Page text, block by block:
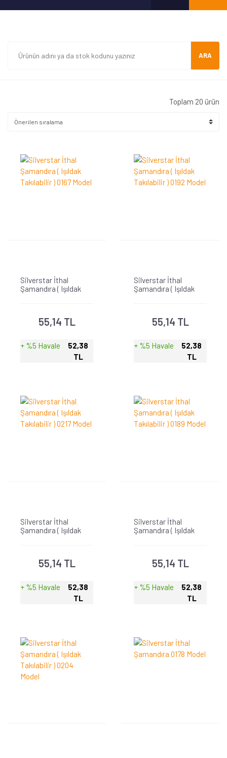
ARA
Toplam 20 ürün
Silverstar İthal
Şamandıra ( Işıldak
55,14 TL
+ %5 Havale
52,38
TL
Silverstar İthal
Şamandıra ( Işıldak
55,14 TL
+ %5 Havale
52,38
TL
Silverstar İthal
Şamandıra ( Işıldak
55,14 TL
+ %5 Havale
52,38
TL
Silverstar İthal
Şamandıra ( Işıldak
55,14 TL
+ %5 Havale
52,38
TL